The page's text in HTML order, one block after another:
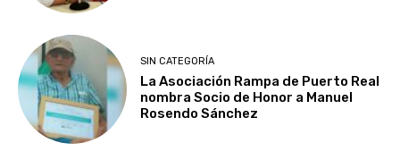
SIN CATEGORÍA
La Asociación Rampa de Puerto Real
nombra Socio de Honor a Manuel
Rosendo Sánchez